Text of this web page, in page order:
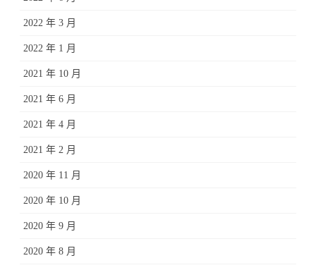
2022 年 3 月
2022 年 1 月
2021 年 10 月
2021 年 6 月
2021 年 4 月
2021 年 2 月
2020 年 11 月
2020 年 10 月
2020 年 9 月
2020 年 8 月